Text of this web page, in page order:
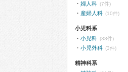
婦人科 (7件)
産婦人科 (10件)
小児科系
小児科 (38件)
小児外科 (3件)
精神科系